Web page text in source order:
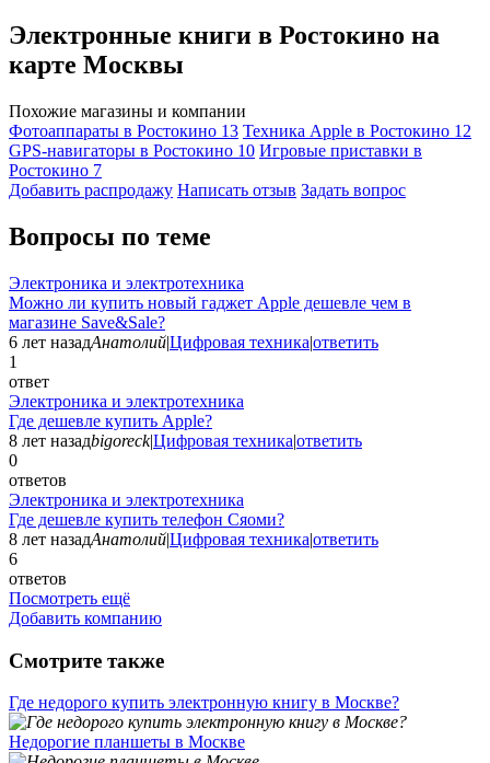
Электронные книги в Ростокино на
карте Москвы
Похожие магазины и компании
Фотоаппараты в Ростокино 13 Техника Apple в Ростокино 12
GPS-навигаторы в Ростокино 10 Игровые приставки в
Ростокино 7
Добавить раcпродажу Написать отзыв Задать вопрос
Вопросы по теме
Электроника и электротехника
Можно ли купить новый гаджет Apple дешевле чем в
магазине Save&Sale?
6 лет назадАнатолий|Цифровая техника|ответить
1
ответ
Электроника и электротехника
Где дешевле купить Apple?
8 лет назадbigoreck|Цифровая техника|ответить
0
ответов
Электроника и электротехника
Где дешевле купить телефон Сяоми?
8 лет назадАнатолий|Цифровая техника|ответить
6
ответов
Посмотреть ещё
Добавить компанию
Смотрите также
Где недорого купить электронную книгу в Москве?
Недорогие планшеты в Москве